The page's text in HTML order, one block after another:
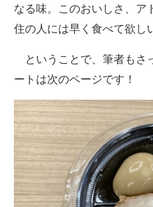
なる味。このおいしさ、ア
住の人には早く食べて欲し
ということで、筆者もさ
ートは次のページです！